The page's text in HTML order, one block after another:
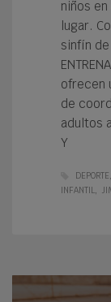
niños
lugar.
sinfín de
ofrecen
de
adultos
Y
DEPORTE
INFANTIL